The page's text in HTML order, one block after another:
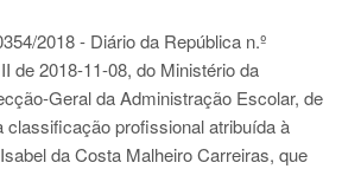
2018 - Diário da República n.º
de 2018-11-08, do Ministério da
Geral da Administração Escolar, de
classificação profissional atribuída à
da Costa Malheiro Carreiras, que